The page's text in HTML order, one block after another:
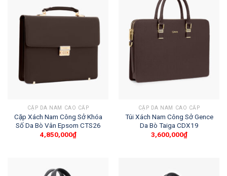
CẶP DA NAM CAO CẤP
Cặp Xách Nam Công Sở Khóa
Số Da Bò Vân Epsom CTS26
4,850,000₫
CẶP DA NAM CAO CẤP
Túi Xách Nam Công Sở Gence
Da Bò Taiga CDX19
3,600,000₫